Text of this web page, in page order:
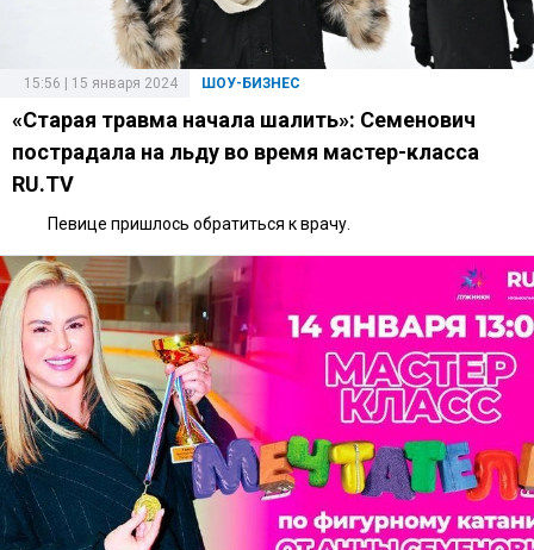
ШОУ-БИЗНЕС
15:56 | 15 января 2024
«Старая травма начала шалить»: Семенович
пострадала на льду во время мастер-класса
RU.TV
Певице пришлось обратиться к врачу.